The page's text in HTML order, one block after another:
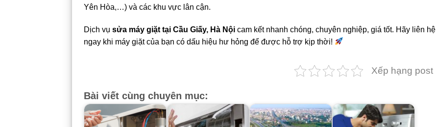
Yên Hòa,…) và các khu vực lân cận.
Dịch vụ sửa máy giặt tại Cầu Giấy, Hà Nội cam kết nhanh chóng, chuyên nghiệp, giá tốt. Hãy liên hệ
ngay khi máy giặt của bạn có dấu hiệu hư hỏng để được hỗ trợ kịp thời!
Xếp hạng post
Bài viết cùng chuyên mục: